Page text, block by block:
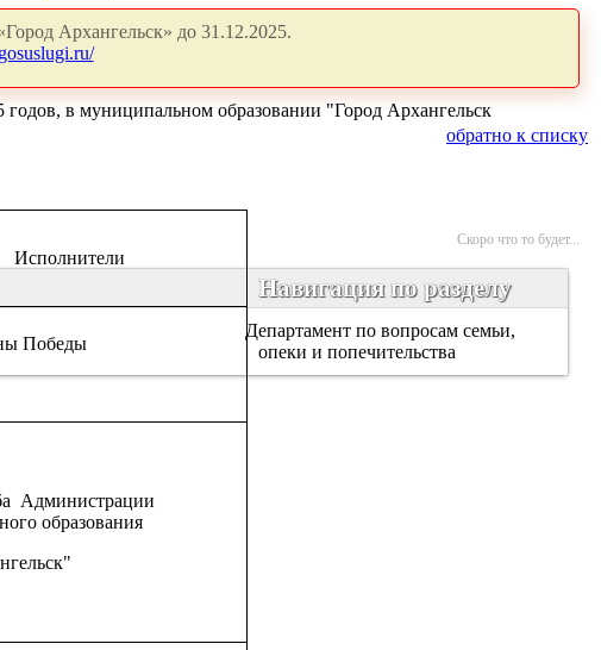
Архангельск» до 31.12.2025.
в муниципальном образовании "Город Архангельск
обратно к списку
Исполнители
Победы
Администрации
образования
Скоро что то будет...
Навигация по разделу
Департамент по вопросам семьи,
опеки и попечительства